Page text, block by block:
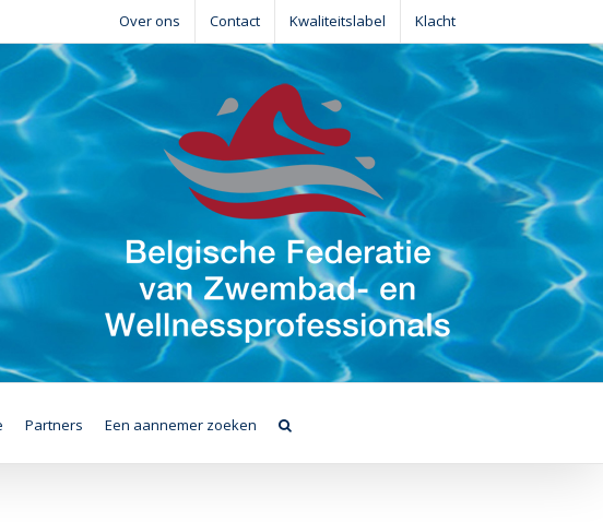
Over ons Contact Kwaliteitslabel Klacht
Partners Een aannemer zoeken